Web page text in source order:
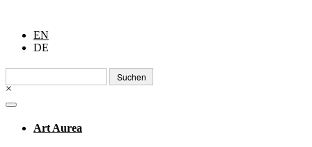
EN
DE
Suchen
nach:
×
Art Aurea